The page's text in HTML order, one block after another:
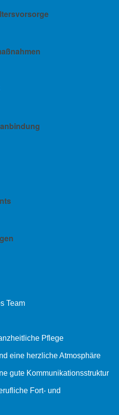
Team
Pflege
eine herzliche Atmosphäre
gute Kommunikationsstruktur
Fort- und